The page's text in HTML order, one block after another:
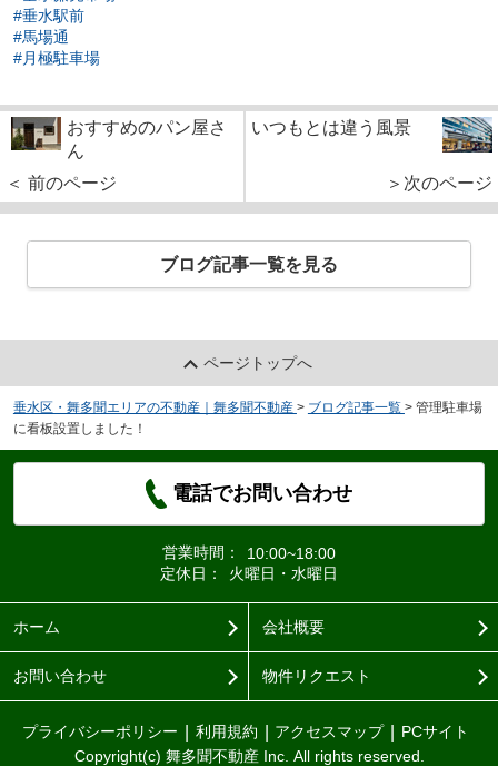
#垂水駅前
#馬場通
#月極駐車場
おすすめのパン屋さ
ん
＜ 前のページ
いつもとは違う風景
＞次のページ
ブログ記事一覧を見る
ページトップへ
垂水区・舞多聞エリアの不動産｜舞多聞不動産 > ブログ記事一覧 > 管理駐車場
に看板設置しました！
電話でお問い合わせ
営業時間：
10:00~18:00
定休日：
火曜日・水曜日
ホーム 会社概要
お問い合わせ 物件リクエスト
プライバシーポリシー 利用規約 アクセスマップ
PCサイト
Copyright(c) 舞多聞不動産 Inc. All rights reserved.